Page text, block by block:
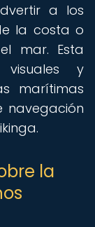
a los
la costa o
mar. Esta
visuales y
marítimas
navegación
la